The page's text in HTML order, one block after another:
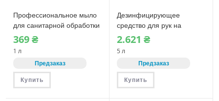
Профессиональное мыло
для санитарной обработки
рук Sanitec SECURGERM
(1030) 1 л
369₴
1 л
Предзаказ
Купить
Дезинфицирующее
средство для рук на
спиртовой основе без
ополаскивания Sanitec
SANI GEL MED (1036)
2.621 ₴
5 л
Предзаказ
Купить